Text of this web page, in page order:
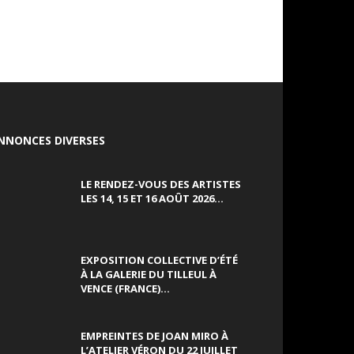
DIVERSES
LE RENDEZ-VOUS DES ARTISTES
LES 14, 15 ET 16 AOÛT 2026...
EXPOSITION COLLECTIVE D’ÉTÉ
À LA GALERIE DU TILLEUL À
VENCE (FRANCE)...
EMPREINTES DE JOAN MIRO À
L’ATELIER VÉRON DU 22 JUILLET